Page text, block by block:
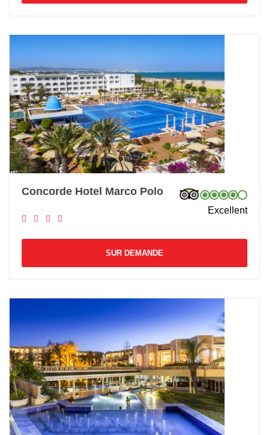
Concorde Hotel Marco Polo
Excellent
SUR DEMANDE